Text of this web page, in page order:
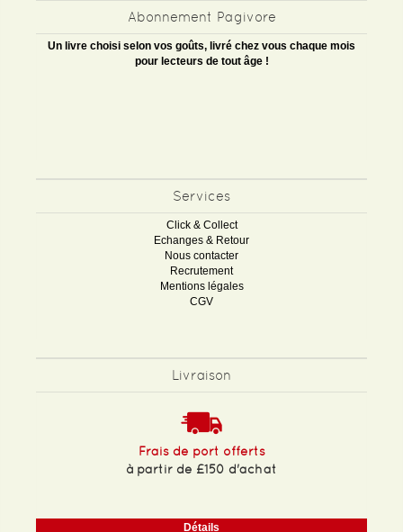
Abonnement Pagivore
Un livre choisi selon vos goûts, livré chez vous chaque mois
pour lecteurs de tout âge !
Services
Click & Collect
Echanges & Retour
Nous contacter
Recrutement
Mentions légales
CGV
Livraison
Frais de port offerts
à partir de £150 d'achat
Détails